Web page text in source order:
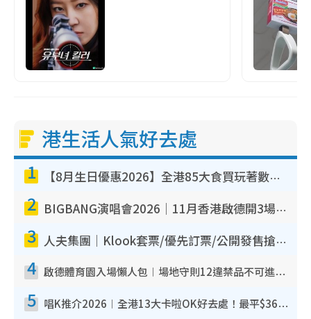
港生活人氣好去處
1 【8月生日優惠2026】全港85大食買玩著數攻略 自助餐/火鍋放題同行免費＋誠品/DONKI送現金券
2 BIGBANG演唱會2026｜11月香港啟德開3場！實名制VIP申請、優先購票攻略
3 人夫集團｜Klook套票/優先訂票/公開發售搶飛攻略！附票價.購票連結.場地座位表
4 啟德體育園入場懶人包︱場地守則12違禁品不可進場准帶細水樽但全場禁樽蓋！應援牌有限制！
5 唱K推介2026︱全港13大卡啦OK好去處！最平$36起 日文K都有！(附地址+收費詳情)